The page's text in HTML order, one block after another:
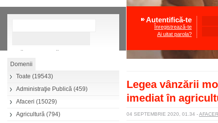
Căutare avansată
Toate (19543)
Administraţie Publică (459)
Afaceri (15029)
Agricultură (794)
Autentifică-te
Înregistrează-te
Ai uitat parola?
Legea vânzării
imediat în
04 SEPTEMBRIE 2020, 01.34 -